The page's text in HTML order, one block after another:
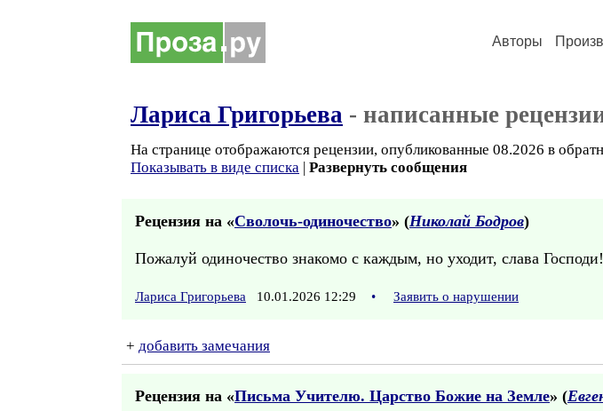
Авторы
Лариса Григорьева - написанные
На странице отображаются рецензии, опубликованные 08.2026 в
Показывать в виде списка | Развернуть сообщения
Рецензия на «Сволочь-одиночество» (Николай Бодров)
Пожалуй одиночество знакомо с каждым, но уходит, слава
Лариса Григорьева 10.01.2026 12:29 • Заявить о нарушении
+ добавить замечания
Рецензия на «Письма Учителю. Царство Божие на Земле» (